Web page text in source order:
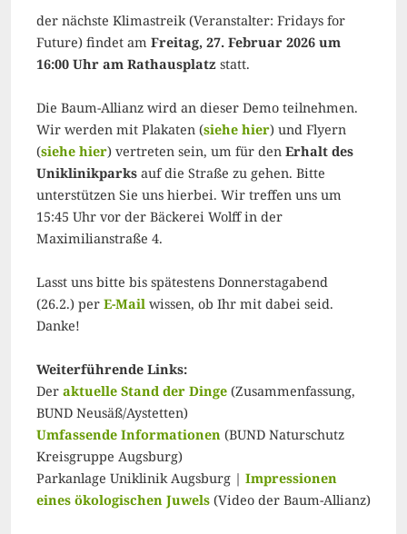
der nächste Klimastreik (Veranstalter: Fridays for
Future) findet am Freitag, 27. Februar 2026 um
16:00 Uhr am Rathausplatz statt.
Die Baum-Allianz wird an dieser Demo teilnehmen.
Wir werden mit Plakaten (siehe hier) und Flyern
(siehe hier) vertreten sein, um für den Erhalt des
Uniklinikparks auf die Straße zu gehen. Bitte
unterstützen Sie uns hierbei. Wir treffen uns um
15:45 Uhr vor der Bäckerei Wolff in der
Maximilianstraße 4.
Lasst uns bitte bis spätestens Donnerstagabend
(26.2.) per E-Mail wissen, ob Ihr mit dabei seid.
Danke!
Weiterführende Links:
Der aktuelle Stand der Dinge (Zusammenfassung,
BUND Neusäß/Aystetten)
Umfassende Informationen (BUND Naturschutz
Kreisgruppe Augsburg)
Parkanlage Uniklinik Augsburg | Impressionen
eines ökologischen Juwels (Video der Baum-Allianz)